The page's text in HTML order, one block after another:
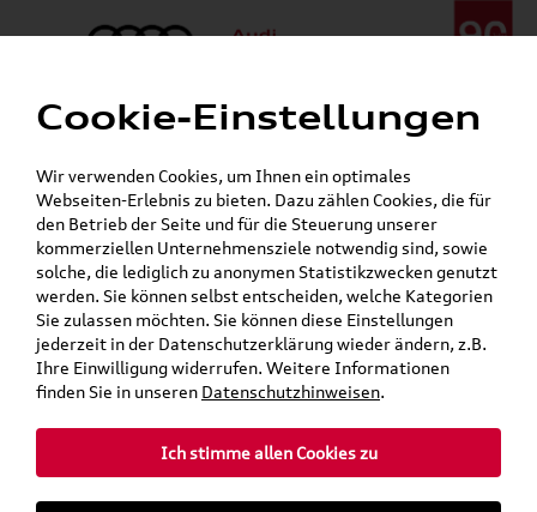
Menü
24h-Pannenhilfe:+49 (0)171 / 870 72 87
Gerade geöffnet
Verkauf:
Mo. - Fr. 08:00 - 19:00 Uhr Sa. 09:00 - 13:00 Uhr
Service:Mo. - Fr. 06:00 - 20:00 Uhr Sa. 08:00 - 13:00 Uhr
teilen Twitter Instagram WhatsApp E-Mail
Volkswagen Produkte
VW Original Teile »
Cookie-Einstellungen
Wir verwenden Cookies, um Ihnen ein optimales
Webseiten-Erlebnis zu bieten. Dazu zählen Cookies, die für
den Betrieb der Seite und für die Steuerung unserer
kommerziellen Unternehmensziele notwendig sind, sowie
solche, die lediglich zu anonymen Statistikzwecken genutzt
werden. Sie können selbst entscheiden, welche Kategorien
Sie zulassen möchten. Sie können diese Einstellungen
jederzeit in der Datenschutzerklärung wieder ändern, z.B.
Ihre Einwilligung widerrufen. Weitere Informationen
finden Sie in unseren Datenschutzhinweisen.
Ich stimme allen Cookies zu